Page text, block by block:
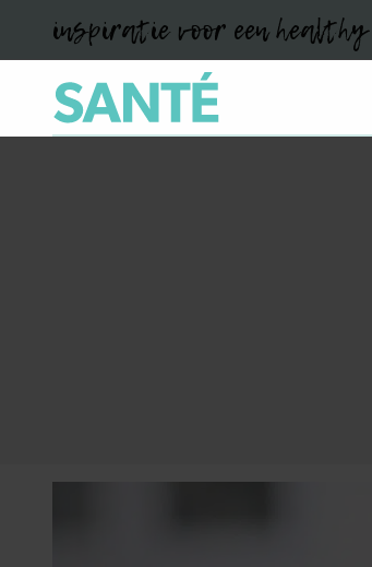
inspiratie voor een